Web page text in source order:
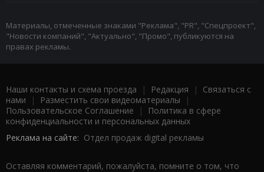
Материалы, отмеченные знаками "Реклама", "PR", "Спецпроект",
"Новости компаний", "Актуально", "Промо", публикуются на
правах рекламы.
Наши контакты и схема проезда | Редакция | Связаться с
нами | Разместить свои видеоматериалы |
Пользовательское Соглашение |
Политика в сфере
конфиденциальности и персональных данных
Реклама на сайте: Отдел продаж digital рекламы
Оставляя комментарий, пожалуйста, помните о том, что